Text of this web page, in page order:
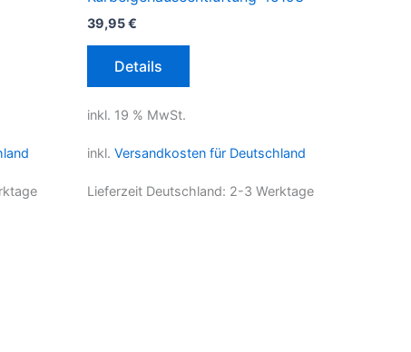
39,95€
Details
inkl. 19 % MwSt.
inkl. Versandkosten für Deutschland
Lieferzeit Deutschland: 2-3 Werktage